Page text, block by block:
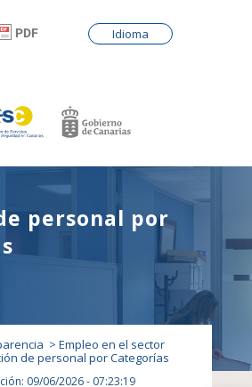
Idioma
personal por
> Empleo en el sector
de personal por Categorías
09/06/2026 - 07:23:19